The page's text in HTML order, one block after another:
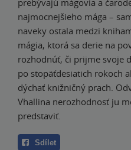
najmocnejšieho mága –
naveky ostala medzi
mágia, ktorá sa derie na
rozhodnúť, či prijme svoje
po stopäťdesiatich rokoch
dýchať knižničný prach.
Vhallina nerozhodnosť ju
predstaviť.
Sdílet